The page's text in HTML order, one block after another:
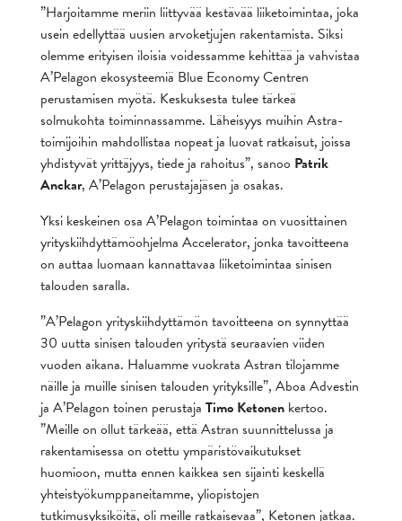
”Harjoitamme meriin liittyvää kestävää liiketoimintaa, joka
usein edellyttää uusien arvoketjujen rakentamista. Siksi
olemme erityisen iloisia voidessamme kehittää ja vahvistaa
A’Pelagon ekosysteemiä Blue Economy Centren
perustamisen myötä. Keskuksesta tulee tärkeä
solmukohta toiminnassamme. Läheisyys muihin Astra-
toimijoihin mahdollistaa nopeat ja luovat ratkaisut, joissa
yhdistyvät yrittäjyys, tiede ja rahoitus”, sanoo Patrik
Anckar, A’Pelagon perustajajäsen ja osakas.
Yksi keskeinen osa A’Pelagon toimintaa on vuosittainen
yrityskiihdyttämöohjelma Accelerator, jonka tavoitteena
on auttaa luomaan kannattavaa liiketoimintaa sinisen
talouden saralla.
”A’Pelagon yrityskiihdyttämön tavoitteena on synnyttää
30 uutta sinisen talouden yritystä seuraavien viiden
vuoden aikana. Haluamme vuokrata Astran tilojamme
näille ja muille sinisen talouden yrityksille”, Aboa Advestin
ja A’Pelagon toinen perustaja Timo Ketonen kertoo.
”Meille on ollut tärkeää, että Astran suunnittelussa ja
rakentamisessa on otettu ympäristövaikutukset
huomioon, mutta ennen kaikkea sen sijainti keskellä
yhteistyökumppaneitamme, yliopistojen
tutkimusyksiköitä, oli meille ratkaisevaa”, Ketonen jatkaa.